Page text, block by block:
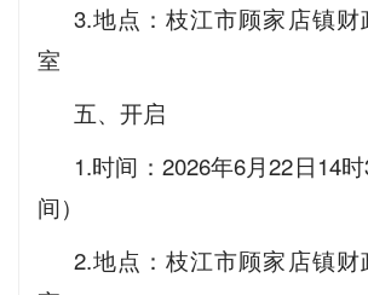
3.地点：枝江市顾家店镇财
室
五、开启
1.时间：2026年6月22日14
间）
2.地点：枝江市顾家店镇财